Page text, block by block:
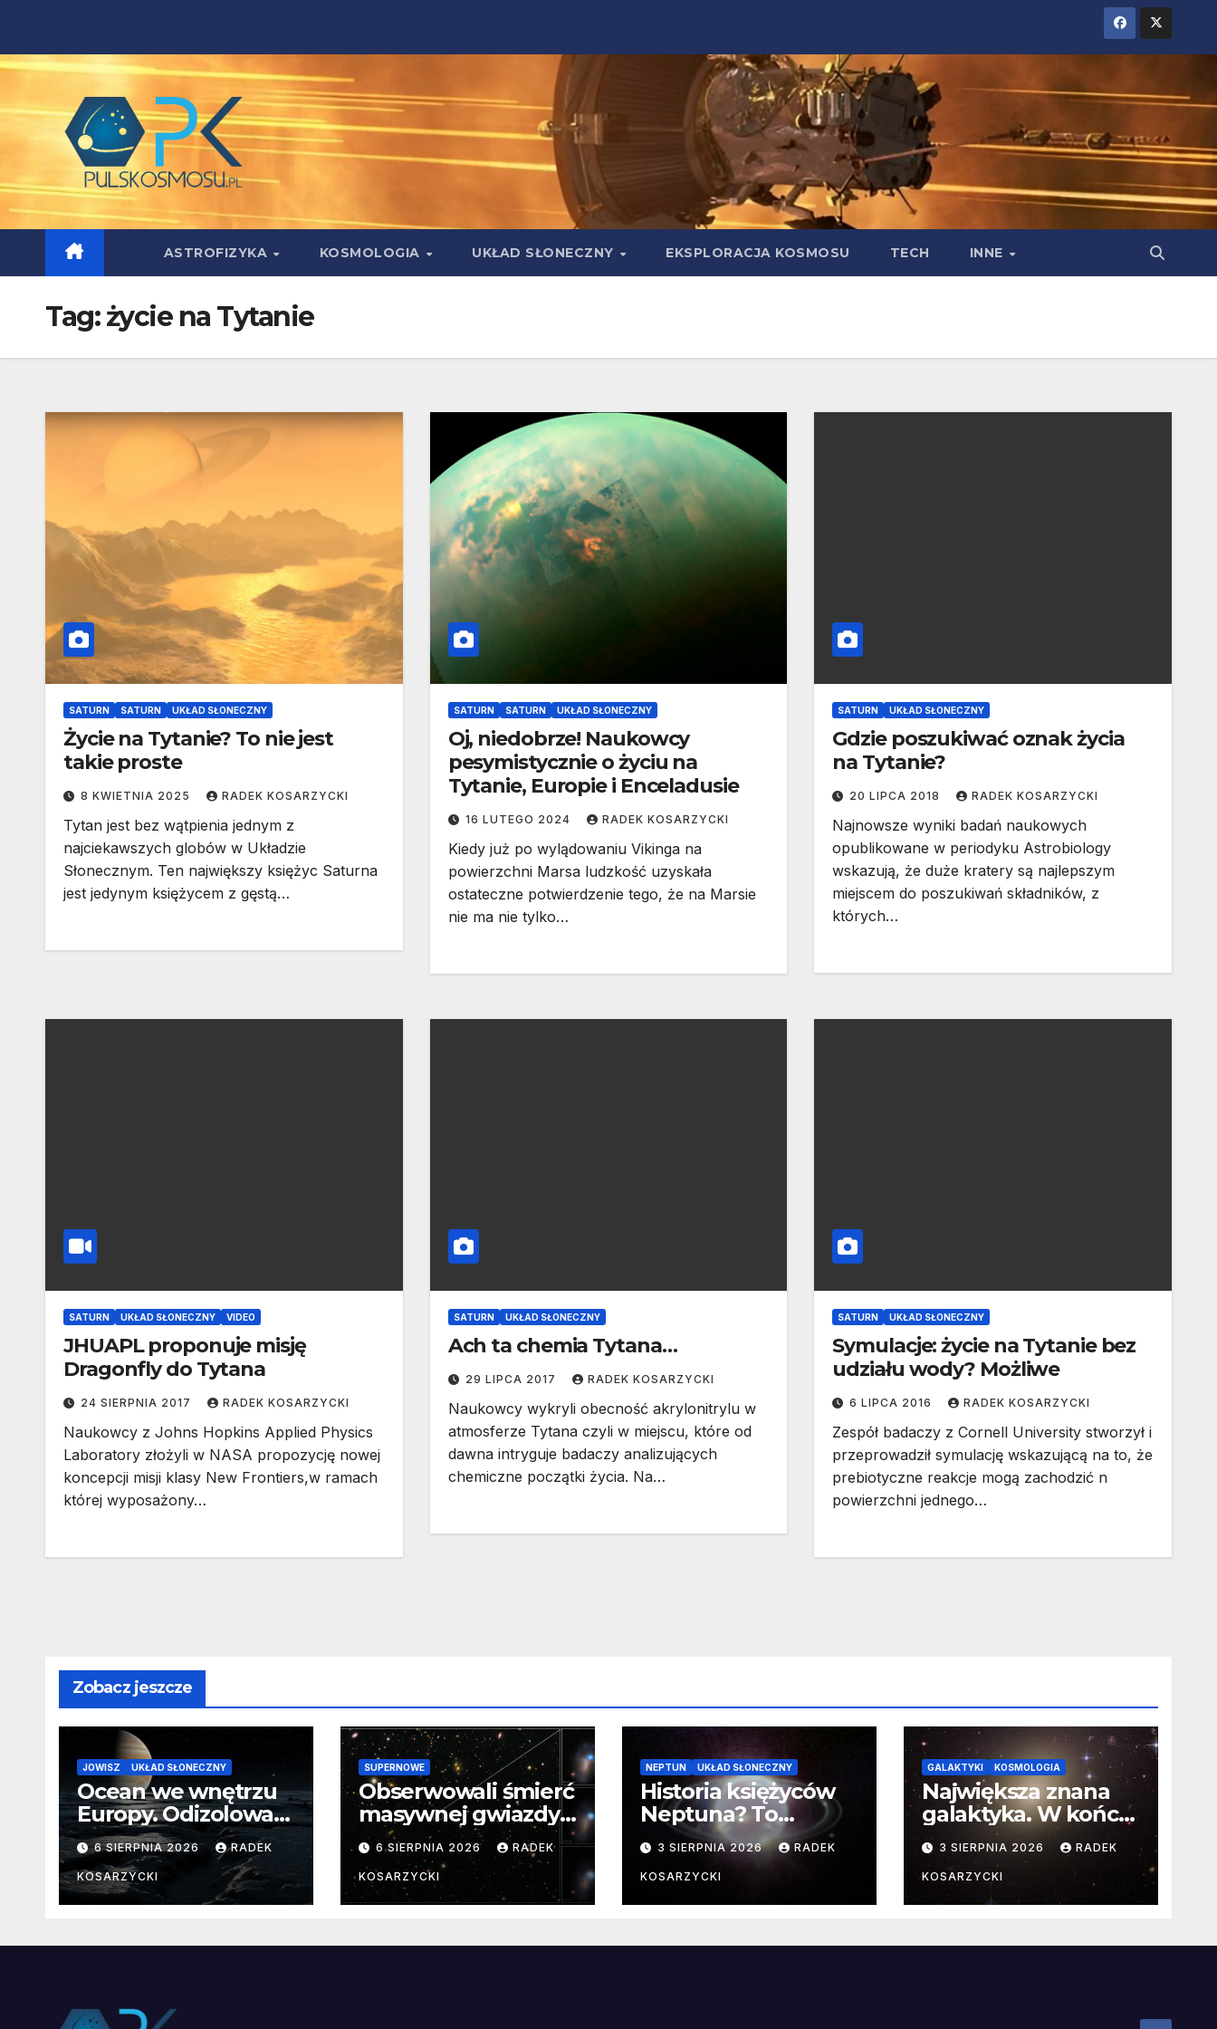
content
ASTROFIZYKA KOSMOLOGIA UKŁAD SŁONECZNY EKSPLORACJA KOSMOSU TECH INNE
Tag:życie na Tytanie
SATURN SATURN UKŁAD SŁONECZNY
Życie na Tytanie? To nie jest
takie proste
8 KWIETNIA 2025 RADEK KOSARZYCKI
Tytan jest bez wątpienia jednym z
najciekawszych globów w Układzie
Słonecznym. Ten największy księżyc Saturna
jest jedynym księżycem z gęstą…
SATURN SATURN UKŁAD SŁONECZNY
Oj, niedobrze! Naukowcy
pesymistycznie o życiu na
Tytanie, Europie i Enceladusie
16 LUTEGO 2024 RADEK KOSARZYCKI
Kiedy już po wylądowaniu Vikinga na
powierzchni Marsa ludzkość uzyskała
ostateczne potwierdzenie tego, że na Marsie
nie ma nie tylko…
SATURN UKŁAD SŁONECZNY
Gdzie poszukiwać oznak życia
na Tytanie?
20 LIPCA 2018 RADEK KOSARZYCKI
Najnowsze wyniki badań naukowych
opublikowane w periodyku Astrobiology
wskazują, że duże kratery są najlepszym
miejscem do poszukiwań składników, z
których…
SATURN UKŁAD SŁONECZNY VIDEO
JHUAPL proponuje misję
Dragonfly do Tytana
24 SIERPNIA 2017 RADEK KOSARZYCKI
Naukowcy z Johns Hopkins Applied Physics
Laboratory złożyli w NASA propozycję nowej
koncepcji misji klasy New Frontiers,w ramach
której wyposażony…
SATURN UKŁAD SŁONECZNY
Ach ta chemia Tytana…
29 LIPCA 2017 RADEK KOSARZYCKI
Naukowcy wykryli obecność akrylonitrylu w
atmosferze Tytana czyli w miejscu, które od
dawna intryguje badaczy analizujących
chemiczne początki życia. Na…
SATURN UKŁAD SŁONECZNY
Symulacje: życie na Tytanie bez
udziału wody? Możliwe
6 LIPCA 2016 RADEK KOSARZYCKI
Zespół badaczy z Cornell University stworzył i
przeprowadził symulację wskazującą na to, że
prebiotyczne reakcje mogą zachodzić n
powierzchni jednego…
Zobacz jeszcze
JOWISZ UKŁAD SŁONECZNY
Ocean we wnętrzu
Europy. Odizolowani
przez lodową
barierę
6 SIERPNIA 2026 RADEK
KOSARZYCKI
SUPERNOWE
Obserwowali śmierć
masywnej gwiazdy
od samego
początku.
Niezwykle cenne
dane
6 SIERPNIA 2026 RADEK
KOSARZYCKI
NEPTUN UKŁAD SŁONECZNY
Historia księżyców
Neptuna? To
skomplikowane
3 SIERPNIA 2026 RADEK
KOSARZYCKI
GALAKTYKI KOSMOLOGIA
Największa znana
galaktyka. W końcu
poznaliśmy jej
faktyczne wymiary
3 SIERPNIA 2026 RADEK
KOSARZYCKI